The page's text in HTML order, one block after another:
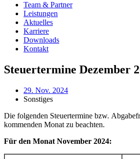
Team & Partner
Leistungen
Aktuelles
Karriere
Downloads
Kontakt
Steuertermine Dezember
29. Nov. 2024
Sonstiges
Die folgenden Steuertermine bzw.
kommenden Monat zu beachten.
Für den Monat November 2024: